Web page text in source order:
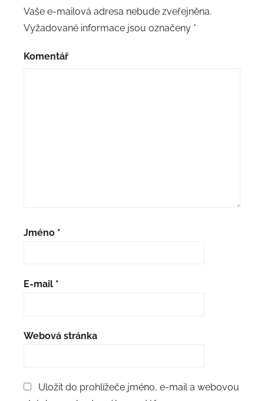
Vaše e-mailová adresa nebude zveřejněna.
Vyžadované informace jsou označeny *
Komentář
Jméno *
E-mail *
Webová stránka
Uložit do prohlížeče jméno, e-mail a webovou